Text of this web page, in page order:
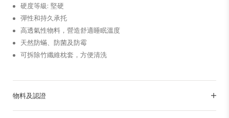
硬度等級: 堅硬
彈性和持久承托
高透氣性物料，營造舒適睡眠溫度
天然防蟎、防菌及防霉
可拆除竹纖維枕套，方便清洗
物料及認證